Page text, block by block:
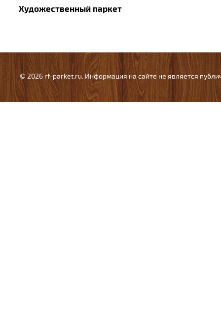
Художественный паркет
© 2026 rf-parket.ru. Информация на сайте не является